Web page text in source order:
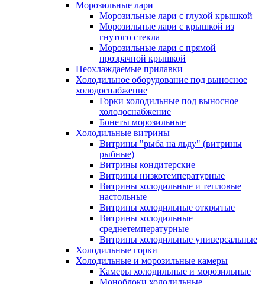
Морозильные лари
Морозильные лари с глухой крышкой
Морозильные лари с крышкой из
гнутого стекла
Морозильные лари с прямой
прозрачной крышкой
Неохлаждаемые прилавки
Холодильное оборудование под выносное
холодоснабжение
Горки холодильные под выносное
холодоснабжение
Бонеты морозильные
Холодильные витрины
Витрины "рыба на льду" (витрины
рыбные)
Витрины кондитерские
Витрины низкотемпературные
Витрины холодильные и тепловые
настольные
Витрины холодильные открытые
Витрины холодильные
среднетемпературные
Витрины холодильные универсальные
Холодильные горки
Холодильные и морозильные камеры
Камеры холодильные и морозильные
Моноблоки холодильные